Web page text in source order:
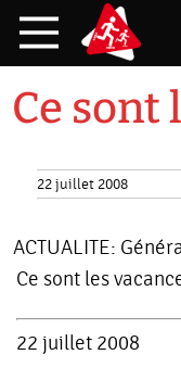
Ce sont
22 juillet 2008
ACTUALITE:
Ce sont les
22 juillet 2008